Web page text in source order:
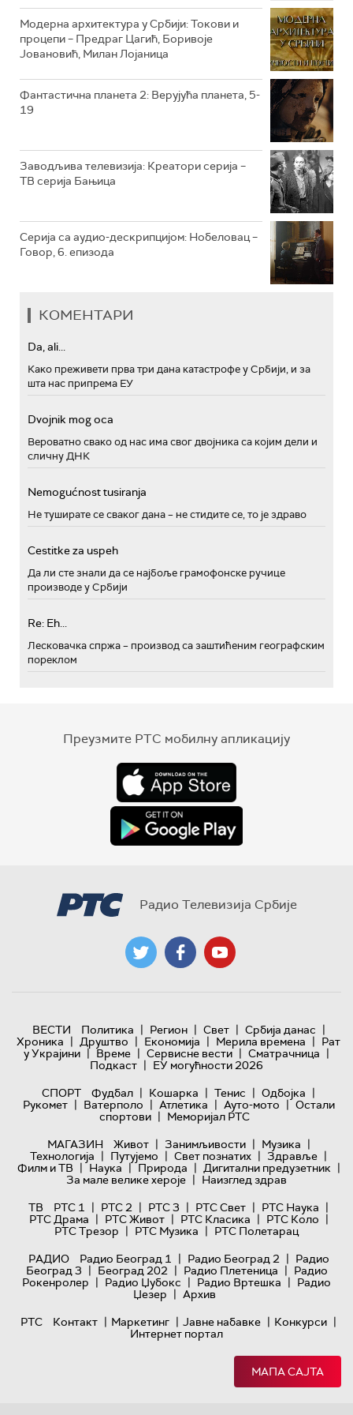
РТС КОЛО
Модерна архитектура у Србији: Токови и
процепи – Предраг Цагић, Боривоје
Јовановић, Милан Лојаница
Фантастична планета 2: Верујућа планета, 5-
19
Заводљива телевизија: Креатори серија –
ТВ серија Бањица
Серија са аудио-дескрипцијом: Нобеловац –
Говор, 6. епизода
КОМЕНТАРИ
Da, ali...
Како преживети прва три дана катастрофе у Србији, и за
шта нас припрема ЕУ
Dvojnik mog oca
Вероватно свако од нас има свог двојника са којим дели и
сличну ДНК
Nemogućnost tusiranja
Не туширате се сваког дана – не стидите се, то је здраво
Cestitke za uspeh
Да ли сте знали да се најбоље грамофонске ручице
производе у Србији
Re: Eh...
Лесковачка спржа – производ са заштићеним географским
пореклом
Преузмите РТС мобилну апликацију
Радио Телевизија Србије
ВЕСТИ Политика | Регион | Свет | Србија данас |
Хроника | Друштво | Економија | Мерила времена | Рат
у Украјини | Време | Сервисне вести | Сматрачница |
Подкаст | ЕУ могућности 2026
СПОРТ
Фудбал | Кошарка | Тенис | Одбојка |
Рукомет | Ватерполо | Атлетика | Ауто-мото | Остали
спортови | Меморијал РТС
МАГАЗИН
Живот | Занимљивости | Музика |
Технологијa | Путујемо | Свет познатих | Здравље |
Филм и ТВ | Наука | Природа | Дигитални предузетник |
За мале велике хероје | Наизглед здрав
ТВ
РТС 1 | РТС 2 | РТС 3 | РТС Свет | РТС Наука |
РТС Драма | РТС Живот | РТС Класика | РТС Коло |
РТС Трезор | РТС Музика | РТС Полетарац
РАДИО
Радио Београд 1 | Радио Београд 2 | Радио
Београд 3 | Београд 202 | Радио Плетеница | Радио
Рокенролер | Радио Џубокс | Радио Вртешка | Радио
Џезер | Архив
РТС
Контакт | Маркетинг | Јавне набавке | Конкурси |
Интернет портал
МАПА САЈТА